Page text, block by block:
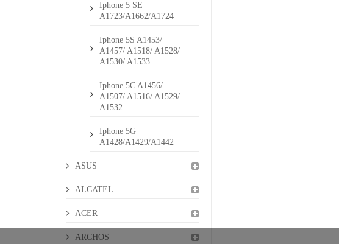
Iphone 5 SE
A1723/A1662/A1724
Iphone 5S A1453/
A1457/ A1518/ A1528/
A1530/ A1533
Iphone 5C A1456/
A1507/ A1516/ A1529/
A1532
Iphone 5G
A1428/A1429/A1442
ASUS
ALCATEL
ACER
ARCHOS